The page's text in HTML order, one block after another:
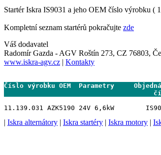
Startér Iskra IS9031 a jeho OEM číslo výrobku (
Kompletní seznam startérů pokračujte zde
Váš dodavatel
Radomír Gazda - AGV Roštín 273, CZ 76803,
www.iskra-agv.cz | Kontakty
Číslo výrobku OEM  Parametry
| Iskra alternátory | Iskra startéry | Iskra motory |